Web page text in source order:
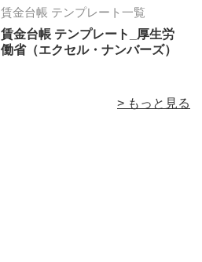
賃金台帳 テンプレート一覧
賃金台帳 テンプレート_厚生労
働省（エクセル・ナンバーズ）
> もっと見る